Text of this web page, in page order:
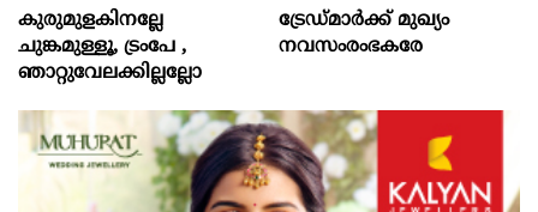
കുരുമുളകിനല്ലേ
ചുങ്കമുള്ളൂ, ട്രംപേ ,
ഞാറ്റുവേലക്കില്ലല്ലോ
ട്രേഡ്മാർക്ക് മുഖ്യം
നവസംരംഭകരേ